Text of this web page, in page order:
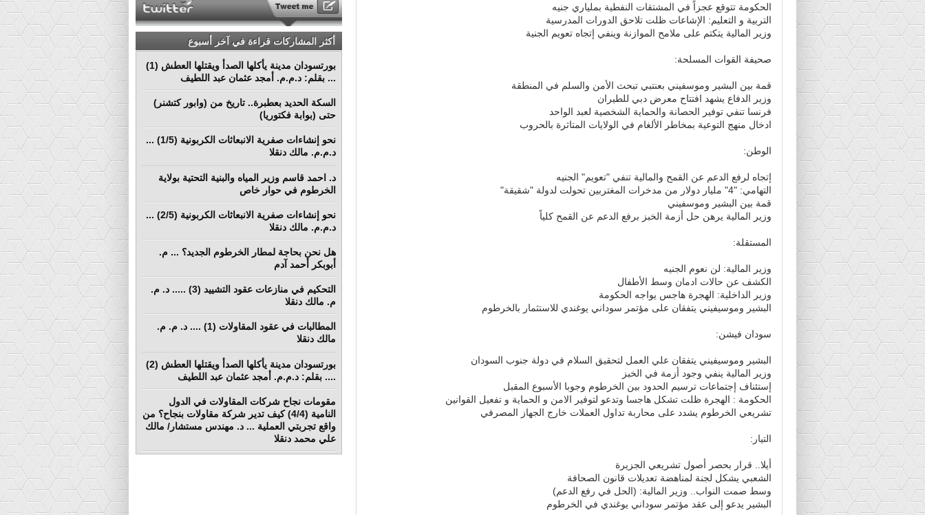
الحكومة تتوقع عجزاً في المشتقات النفطية بملياري جنيه
التربية و التعليم: الإشاعات ظلت تلاحق الدورات المدرسية
وزير المالية يتكتم على ملامح الموازنة وينفي إتجاه تعويم الجنية
صحيفة القوات المسلحة:
قمة بين البشير وموسفيني بعنتبي تبحث الأمن والسلم في المنطقة
وزير الدفاع يشهد افتتاح معرض دبي للطيران
فرنسا تنفي توفير الحصانة والحماية الشخصية لعبد الواحد
ادخال منهج التوعية بمخاطر الألغام في الولايات المتاثرة بالحروب
الوطن:
إتجاه لرفع الدعم عن القمح والمالية تنفي "تعويم" الجنيه
التهامي: "4" مليار دولار من مدخرات المغتربين تحولت لدولة "شقيقة"
قمة بين البشير وموسفيني
وزير المالية يرهن حل أزمة الخبز برفع الدعم عن القمح كلياً
المستقلة:
وزير المالية: لن نعوم الجنيه
الكشف عن حالات ادمان وسط الأطفال
وزير الداخلية: الهجرة هاجس يواجه الحكومة
البشير وموسيفيني يتفقان على مؤتمر سوداني يوغندي للاستثمار بالخرطوم
سودان فيشن:
البشير وموسيفيني يتفقان علي العمل لتحقيق السلام في دولة جنوب السودان
وزير المالية ينفي وجود أزمة في الخبز
إستئناف إجتماعات ترسيم الحدود بين الخرطوم وجوبا الأسبوع المقبل
الحكومة : الهجرة ظلت تشكل هاجسا وتدعو لتوفير الامن و الحماية و تفعيل القوانين
تشريعي الخرطوم يشدد على محاربة تداول العملات خارج الجهاز المصرفي
التيار:
أيلا.. قرار بحصر أصول تشريعي الجزيرة
الشعبي يشكل لجنة لمناهضة تعديلات قانون الصحافة
وسط صمت النواب.. وزير المالية: (الحل في رفع الدعم)
البشير يدعو إلى عقد مؤتمر سوداني يوغندي في الخرطوم
أكثر المشاركات قراءة في آخر أسبوع
بورتسودان مدينة يأكلها الصدأ ويقتلها العطش (1)
... بقلم: د.م.م. أمجد عثمان عبد اللطيف
السكة الحديد بعطبرة.. تاريخ من (وابور كتشنر)
حتى (بوابة فكتوريا)
نحو إنشاءات صفرية الانبعاثات الكربونية (1/5) ...
د.م.م. مالك دنقلا
د. احمد قاسم وزير المياه والبنية التحتية بولاية
الخرطوم في حوار خاص
نحو إنشاءات صفرية الانبعاثات الكربونية (2/5) ...
د.م.م. مالك دنقلا
هل نحن بحاجة لمطار الخرطوم الجديد؟ ... م.
أبوبكر أحمد آدم
التحكيم في منازعات عقود التشييد (3) ..... د. م.
م. مالك دنقلا
المطالبات في عقود المقاولات (1) .... د. م. م.
مالك دنقلا
بورتسودان مدينة يأكلها الصدأ ويقتلها العطش (2)
.... بقلم: د.م.م. أمجد عثمان عبد اللطيف
مقومات نجاح شركات المقاولات في الدول
النامية (4/4) كيف تدير شركة مقاولات بنجاح؟ من
واقع تجربتي العملية ... د. مهندس مستشار/ مالك
علي محمد دنقلا